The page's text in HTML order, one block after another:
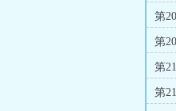
第
第
第
第